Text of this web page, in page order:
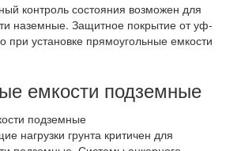
контроль состояния возможен для
наземные. Защитное покрытие от уф-
при установке прямоугольные емкости
емкости подземные
нагрузки грунта критичен для